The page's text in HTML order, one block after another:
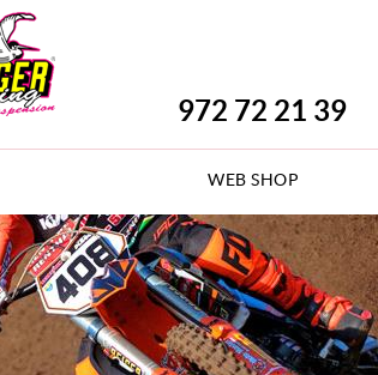
972 72 21 39
WEB SHOP